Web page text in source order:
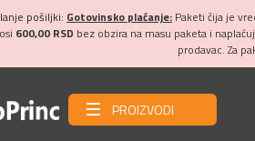
pošiljki: Gotovinsko plaćanje: Paketi čija je
600,00 RSD bez obzira na masu paketa i
prodavac. Za
PROIZVODI